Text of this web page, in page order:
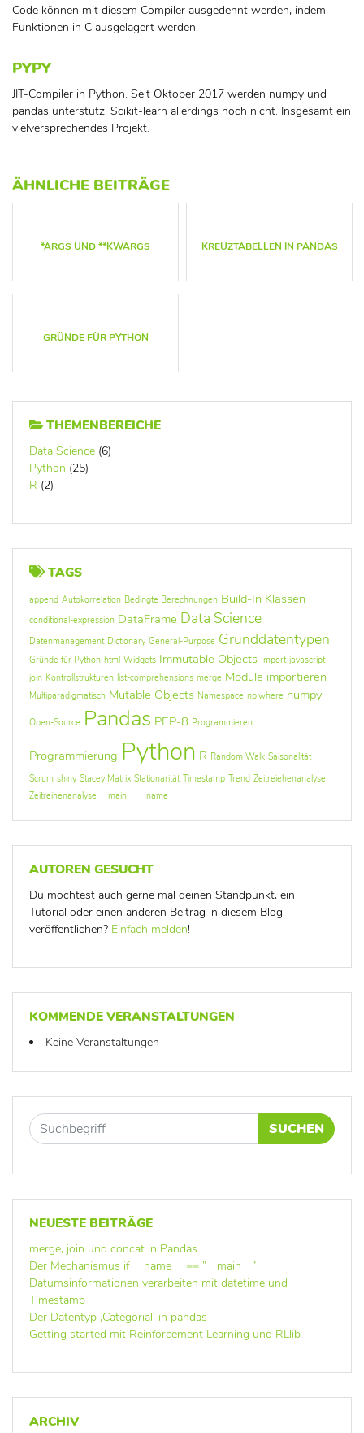
Code können mit diesem Compiler ausgedehnt werden, indem
Funktionen in C ausgelagert werden.
PYPY
JIT-Compiler in Python. Seit Oktober 2017 werden numpy und
pandas unterstütz. Scikit-learn allerdings noch nicht. Insgesamt ein
vielversprechendes Projekt.
ÄHNLICHE BEITRÄGE
*ARGS UND **KWARGS KREUZTABELLEN IN PANDAS
GRÜNDE FÜR PYTHON
THEMENBEREICHE
Data Science (6)
Python (25)
R (2)
TAGS
append Autokorrelation Bedingte Berechnungen Build-In Klassen
conditional-expression DataFrame Data Science
Datenmanagement Dictionary General-Purpose Grunddatentypen
Gründe für Python html-Widgets Immutable Objects Import javascript
join Kontrollstrukturen list-comprehensions merge Module importieren
Multiparadigmatisch Mutable Objects Namespace np.where numpy
Open-Source Pandas PEP-8 Programmieren
Programmierung Python R Random Walk Saisonalität
Scrum shiny Stacey Matrix Stationarität Timestamp Trend Zeitreiehenanalyse
Zeitreihenanalyse __main__ __name__
AUTOREN GESUCHT
Du möchtest auch gerne mal deinen Standpunkt, ein
Tutorial oder einen anderen Beitrag in diesem Blog
veröffentlichen? Einfach melden!
KOMMENDE VERANSTALTUNGEN
Keine Veranstaltungen
SUCHEN
NEUESTE BEITRÄGE
merge, join und concat in Pandas
Der Mechanismus if __name__ == ”__main__”
Datumsinformationen verarbeiten mit datetime und
Timestamp
Der Datentyp ‚Categorial‘ in pandas
Getting started mit Reinforcement Learning und RLlib
ARCHIV